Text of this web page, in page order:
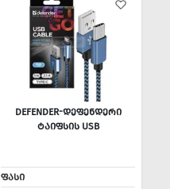
DEFENDER-ᲓᲔᲤᲔᲜᲓᲔᲠᲘ
ᲢᲐᲘᲤᲡᲘᲡ USB
ᲤᲐᲡᲘ